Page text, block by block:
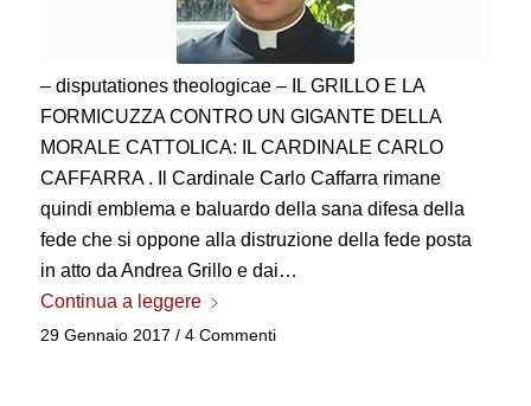
– disputationes theologicae – IL GRILLO E LA
FORMICUZZA CONTRO UN GIGANTE DELLA
MORALE CATTOLICA: IL CARDINALE CARLO
CAFFARRA . Il Cardinale Carlo Caffarra rimane
quindi emblema e baluardo della sana difesa della
fede che si oppone alla distruzione della fede posta
in atto da Andrea Grillo e dai…
Continua a leggere
29 Gennaio 2017 / 4 Commenti